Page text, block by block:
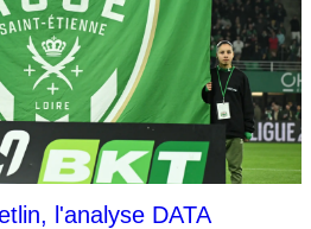
l'analyse DATA